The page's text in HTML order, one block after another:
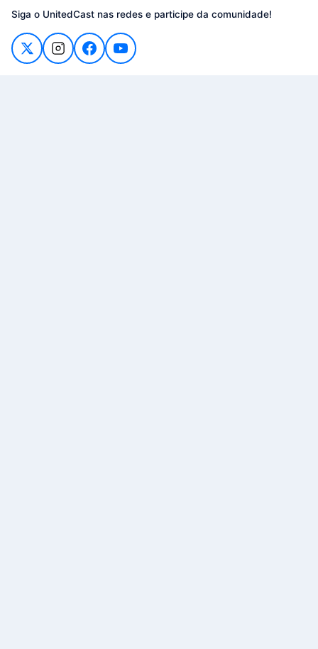
Siga o UnitedCast nas redes e participe da comunidade!